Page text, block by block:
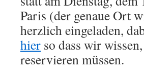
Paris (der genaue Ort
herzlich eingeladen,
hier so dass wir
reservieren müssen.